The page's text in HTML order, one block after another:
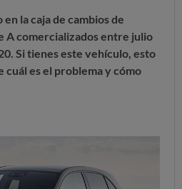
la caja de cambios de
A comercializados entre julio
Si tienes este vehículo, esto
es el problema y cómo